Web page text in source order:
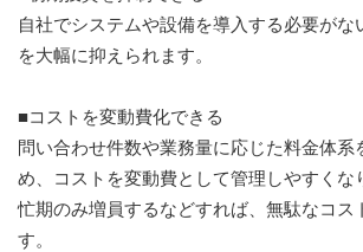
自社でシステムや設備を導入する必要がな
を大幅に抑えられます。
■コストを変動費化できる
問い合わせ件数や業務量に応じた料金体系
め、コストを変動費として管理しやすくな
忙期のみ増員するなどすれば、無駄なコス
す。